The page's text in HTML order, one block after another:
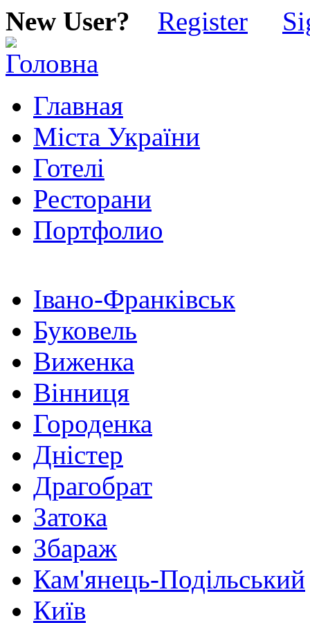
New User? Register
Главная
Міста України
Готелі
Ресторани
Портфолио
Івано-Франківськ
Буковель
Виженка
Вінниця
Городенка
Дністер
Драгобрат
Затока
Збараж
Кам'янець-Подільський
Київ